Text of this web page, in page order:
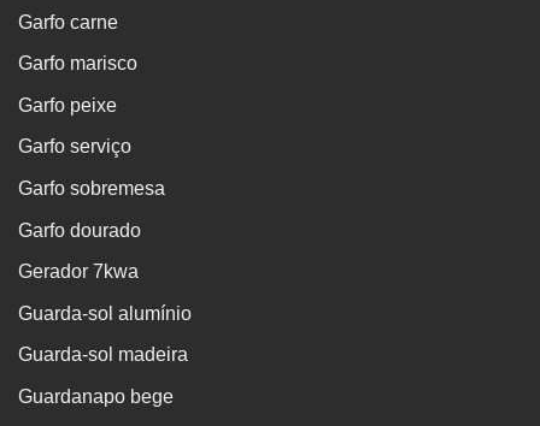
Garfo carne
Garfo marisco
Garfo peixe
Garfo serviço
Garfo sobremesa
Garfo dourado
Gerador 7kwa
Guarda-sol alumínio
Guarda-sol madeira
Guardanapo bege